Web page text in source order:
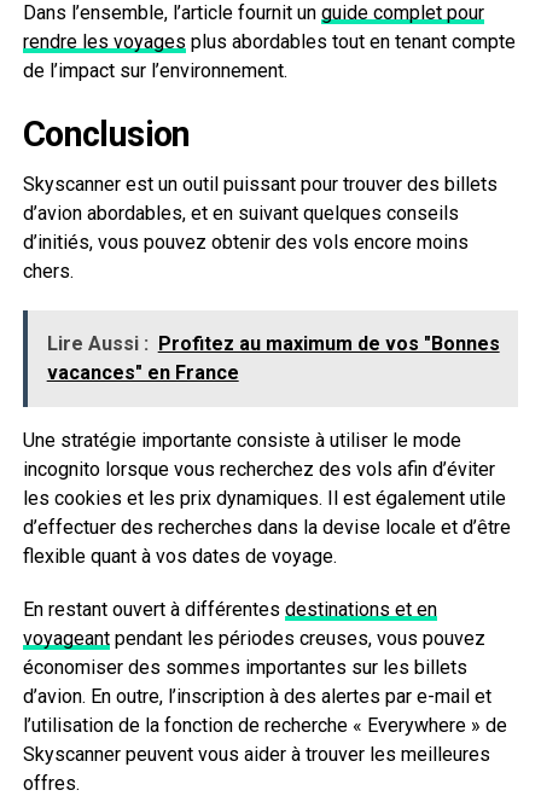
Dans l’ensemble, l’article fournit un guide complet pour
rendre les voyages plus abordables tout en tenant compte
de l’impact sur l’environnement.
Conclusion
Skyscanner est un outil puissant pour trouver des billets
d’avion abordables, et en suivant quelques conseils
d’initiés, vous pouvez obtenir des vols encore moins
chers.
Lire Aussi : Profitez au maximum de vos "Bonnes
vacances" en France
Une stratégie importante consiste à utiliser le mode
incognito lorsque vous recherchez des vols afin d’éviter
les cookies et les prix dynamiques. Il est également utile
d’effectuer des recherches dans la devise locale et d’être
flexible quant à vos dates de voyage.
En restant ouvert à différentes destinations et en
voyageantpendant les périodes creuses, vous pouvez
économiser des sommes importantes sur les billets
d’avion. En outre, l’inscription à des alertes par e-mail et
l’utilisation de la fonction de recherche « Everywhere » de
Skyscanner peuvent vous aider à trouver les meilleures
offres.